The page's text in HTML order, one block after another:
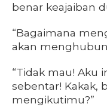
benar keajaiban
“Bagaimana
akan
“Tidak mau! Aku
sebentar! Kakak,
mengikutimu?”